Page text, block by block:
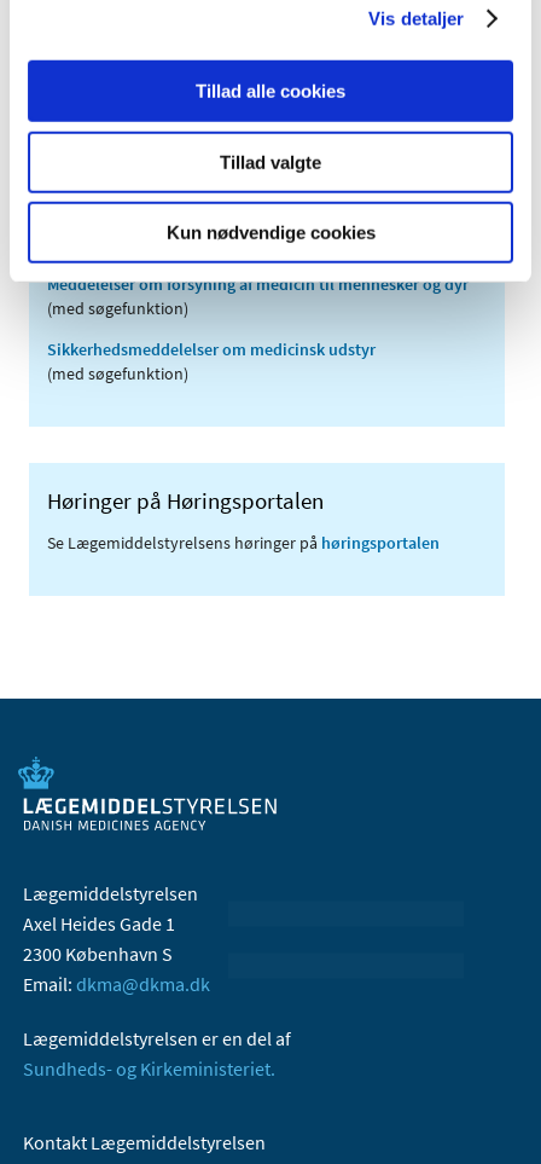
Vis detaljer
Tillad alle cookies
Tillad valgte
Kun nødvendige cookies
2008 (8)
2006 (9)
Meddelelser om forsyning af medicin til mennesker og dyr
(med søgefunktion)
Sikkerhedsmeddelelser om medicinsk udstyr
(med søgefunktion)
Høringer på Høringsportalen
Se Lægemiddelstyrelsens høringer på høringsportalen
Lægemiddelstyrelsen
Axel Heides Gade 1
2300 København S
Email: dkma@dkma.dk
Lægemiddelstyrelsen er en del af
Sundheds- og Kirkeministeriet.
Kontakt Lægemiddelstyrelsen